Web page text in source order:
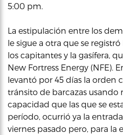
5:00 pm.
La estipulación entre los
le sigue a otra que se
los capitantes y la gasífera,
New Fortress Energy (NFE).
levantó por 45 días la orden
tránsito de barcazas
capacidad que las que se
período, ocurrió ya la
viernes pasado pero, para la